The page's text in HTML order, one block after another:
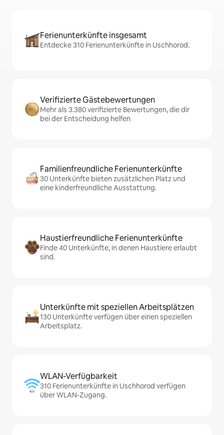
Ferienunterkünfte insgesamt
Entdecke 310 Ferienunterkünfte in Uschhorod.
Verifizierte Gästebewertungen
Mehr als 3.380 verifizierte Bewertungen, die dir
bei der Entscheidung helfen
Familienfreundliche Ferienunterkünfte
30 Unterkünfte bieten zusätzlichen Platz und
eine kinderfreundliche Ausstattung.
Haustierfreundliche Ferienunterkünfte
Finde 40 Unterkünfte, in denen Haustiere erlaubt
sind.
Unterkünfte mit speziellen Arbeitsplätzen
130 Unterkünfte verfügen über einen speziellen
Arbeitsplatz.
WLAN-Verfügbarkeit
310 Ferienunterkünfte in Uschhorod verfügen
über WLAN-Zugang.